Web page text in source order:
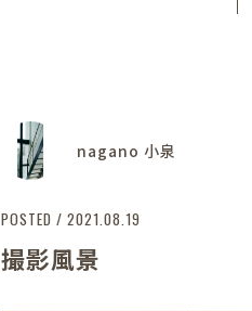
nagano 小泉
POSTED / 2021.08.19
撮影風景